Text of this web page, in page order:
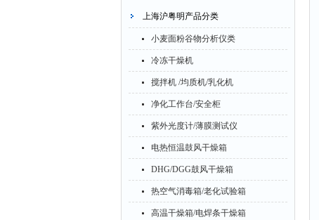
上海沪粤明产品分类
小麦面粉谷物分析仪类
冷冻干燥机
搅拌机 /均质机/乳化机
净化工作台/安全柜
紫外光度计/薄膜测试仪
电热恒温鼓风干燥箱
DHG/DGG鼓风干燥箱
热空气消毒箱/老化试验箱
高温干燥箱/电焊条干燥箱